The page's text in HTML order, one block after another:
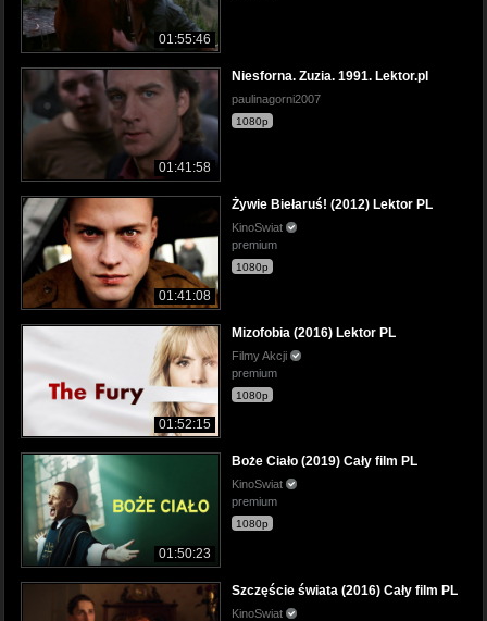
01:55:46
01:41:58
Niesforna. Zuzia. 1991. Lektor.pl
paulinagorni2007
1080p
01:41:08
Żywie Biełaruś! (2012) Lektor PL
KinoSwiat
premium
1080p
01:52:15
Mizofobia (2016) Lektor PL
Filmy Akcji
premium
1080p
01:50:23
Boże Ciało (2019) Cały film PL
KinoSwiat
premium
1080p
Szczęście świata (2016) Cały film PL
KinoSwiat